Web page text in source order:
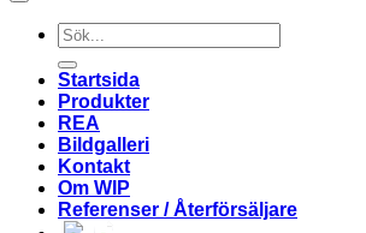
Sök
efter:
Startsida
Produkter
REA
Bildgalleri
Kontakt
Om WIP
Referenser / Återförsäljare